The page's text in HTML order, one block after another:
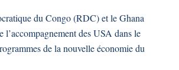
du Congo (RDC) et le Ghana
l’accompagnement des USA dans le
de la nouvelle économie du